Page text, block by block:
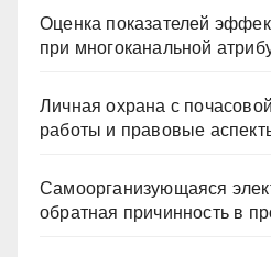
Оценка показателей
при многоканальной
Личная охрана с
работы и правовые
Самоорганизующаяся
обратная причинность в